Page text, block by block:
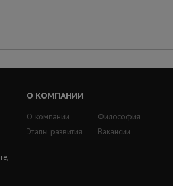
О КОМПАНИИ
О компании
Этапы развития
Философия
Вакансии